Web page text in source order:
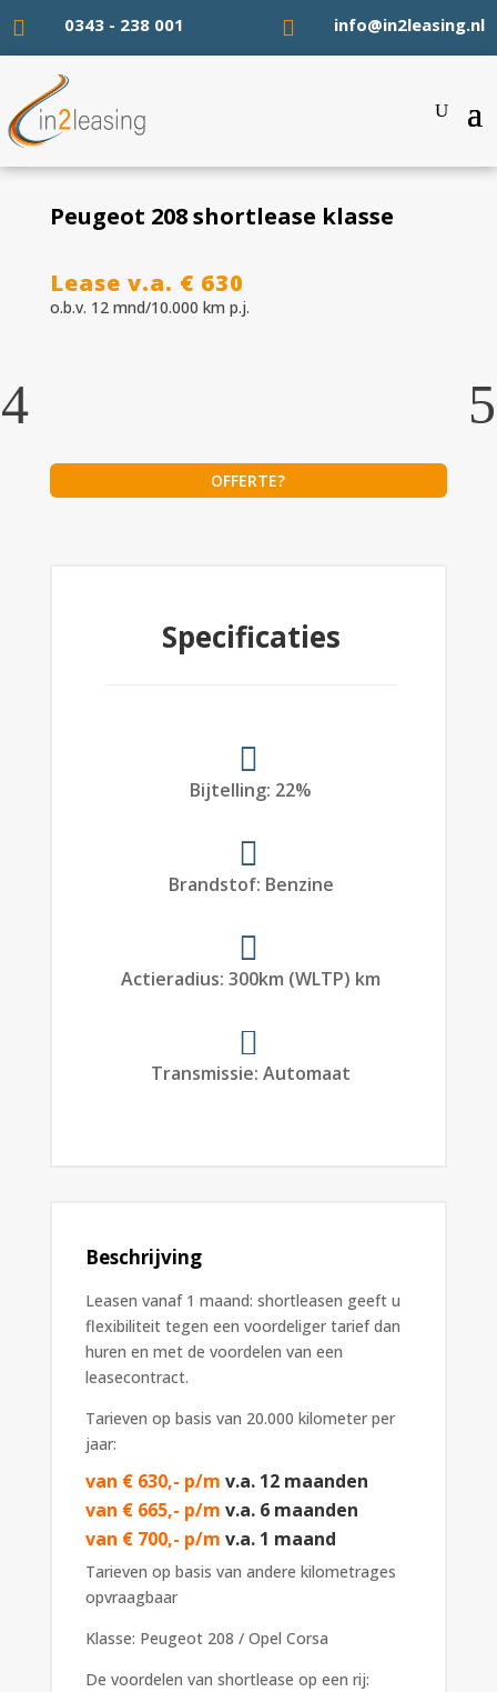
 0343 - 238 001  info@in2leasing.nl
Peugeot 208 shortlease klasse
Lease v.a. € 630
o.b.v. 12 mnd/10.000 km p.j.
OFFERTE?
Specificaties
Bijtelling: 22%
Brandstof: Benzine
Actieradius:300km (WLTP) km
Transmissie:Automaat
Beschrijving
Leasen vanaf 1 maand: shortleasen geeft u
flexibiliteit tegen een voordeliger tarief dan
huren en met de voordelen van een
leasecontract.
Tarieven op basis van 20.000 kilometer per
jaar:
van € 630,- p/m v.a. 12 maanden
van € 665,- p/m v.a. 6 maanden
van € 700,- p/m v.a. 1 maand
Tarieven op basis van andere kilometrages
opvraagbaar
Klasse: Peugeot 208 / Opel Corsa
De voordelen van shortlease op een rij: